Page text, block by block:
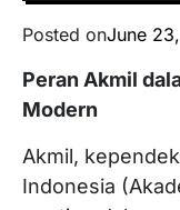
Posted onJune
Peran Akmil
Modern
Akmil,
Indonesia